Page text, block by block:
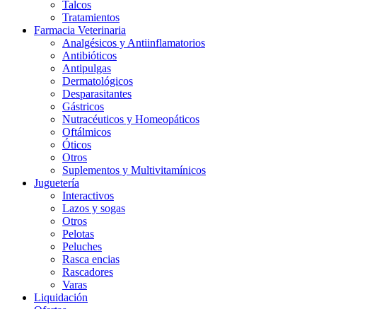
Talcos
Tratamientos
Farmacia Veterinaria
Analgésicos y Antiinflamatorios
Antibióticos
Antipulgas
Dermatológicos
Desparasitantes
Gástricos
Nutracéuticos y Homeopáticos
Oftálmicos
Óticos
Otros
Suplementos y Multivitamínicos
Juguetería
Interactivos
Lazos y sogas
Otros
Pelotas
Peluches
Rasca encias
Rascadores
Varas
Liquidación